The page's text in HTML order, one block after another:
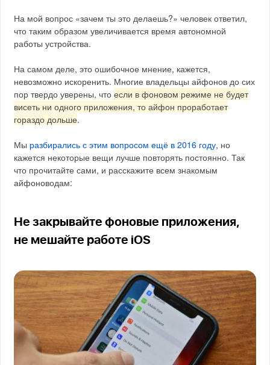
На мой вопрос «зачем ты это делаешь?» человек ответил,
что таким образом увеличивается время автономной
работы устройства.
На самом деле, это ошибочное мнение, кажется,
невозможно искоренить. Многие владельцы айфонов до сих
пор твердо уверены, чтоесли в фоновом режиме не будет
висеть ни одного приложения, то айфон проработает
гораздо дольше.
Мы разбирались с этим вопросом ещё в 2016 году, но
кажется некоторые вещи лучше повторять постоянно. Так
что прочитайте сами, и расскажите всем знакомым
айфоноводам:
Не закрывайте фоновые приложения,
не мешайте работе iOS